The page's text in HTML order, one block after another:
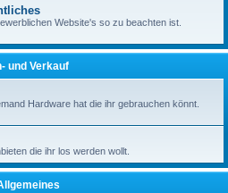
Website's so zu beachten ist.
und Verkauf
Hardware hat die ihr gebrauchen könnt.
die ihr los werden wollt.